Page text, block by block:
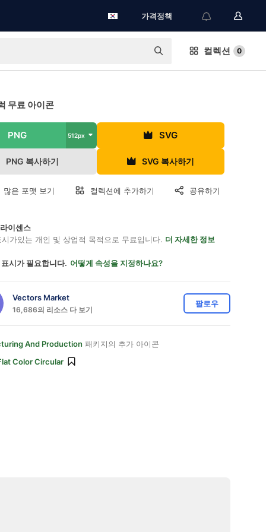
가격정책
컬렉션 0
무료 아이콘
PNG 512px SVG
PNG 복사하기 SVG 복사하기
많은 포맷 보기 컬렉션에 추가하기 공유하기
이센스
가있는 개인 및 상업적 목적으로 무료입니다. 더 자세한 정보
시가 필요합니다. 어떻게 속성을 지정하나요?
Vectors Market
16,686의 리소스 다 보기
팔로우
And Production 패키지의 추가 아이콘
Color Circular